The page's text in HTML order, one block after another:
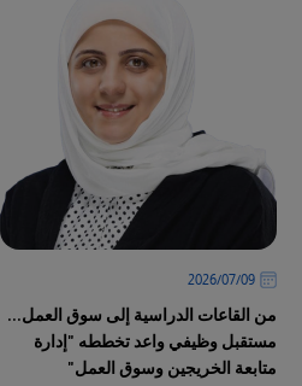
09‏/07‏/2026
من القاعات الدراسية إلى سوق العمل...
مستقبل وظيفي واعد تخططه "إدارة
متابعة الخريجين وسوق العمل"